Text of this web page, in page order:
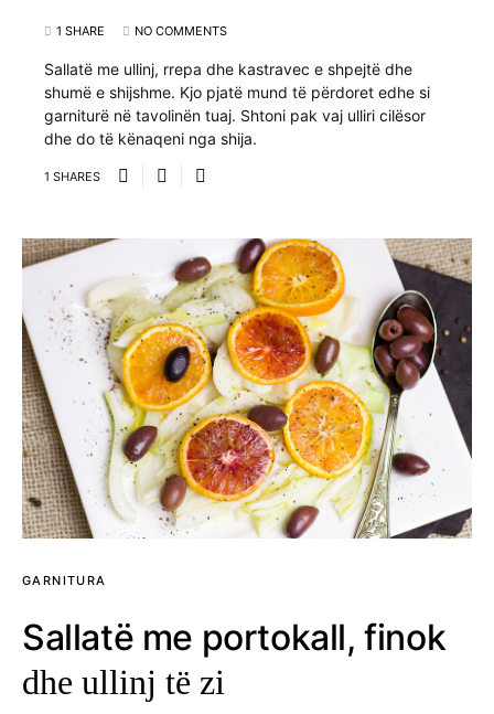
1 SHARE NO COMMENTS
Sallatë me ullinj, rrepa dhe kastravec e shpejtë dhe
shumë e shijshme. Kjo pjatë mund të përdoret edhe si
garniturë në tavolinën tuaj. Shtoni pak vaj ulliri cilësor
dhe do të kënaqeni nga shija.
1 SHARES
GARNITURA
Sallatë me portokall, finok
dhe ullinj të zi